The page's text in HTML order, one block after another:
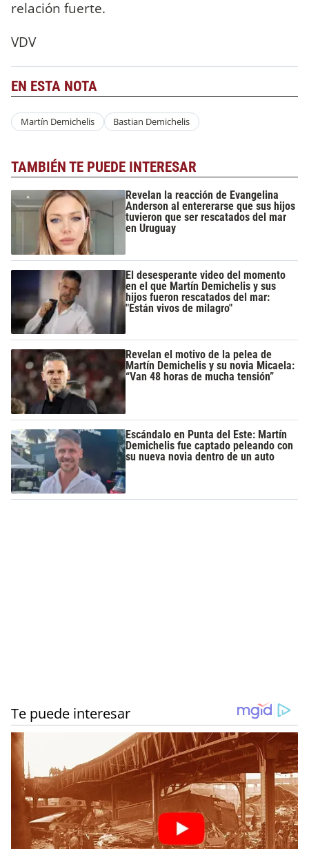
relación fuerte.
VDV
EN ESTA NOTA
Martín Demichelis Bastian Demichelis
TAMBIÉN TE PUEDE INTERESAR
Revelan la reacción de Evangelina
Anderson al entererarse que sus hijos
tuvieron que ser rescatados del mar
en Uruguay
El desesperante video del momento
en el que Martín Demichelis y sus
hijos fueron rescatados del mar:
"Están vivos de milagro"
Revelan el motivo de la pelea de
Martín Demichelis y su novia Micaela:
“Van 48 horas de mucha tensión”
Escándalo en Punta del Este: Martín
Demichelis fue captado peleando con
su nueva novia dentro de un auto